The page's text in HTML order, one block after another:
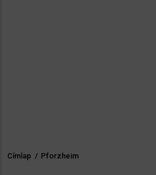
Morzsa
Címlap / Pforzheim